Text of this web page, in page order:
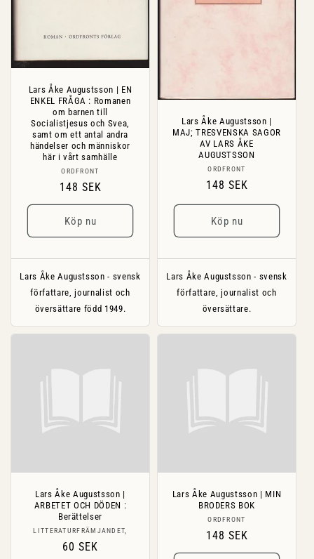
Lars Åke Augustsson | EN
ENKEL FRÅGA : Romanen
om barnen till
Socialistjesus och Svea,
samt om ett antal andra
händelser och människor
här i vårt samhälle
Säljare:
ORDFRONT
Ordinarie
pris
148 SEK
Köp nu
Lars Åke Augustsson - svensk
författare, journalist och
översättare född 1949.
Lars Åke Augustsson |
MAJ; TRESVENSKA SAGOR
AV LARS ÅKE
AUGUSTSSON
Säljare:
ORDFRONT
Ordinarie
148 SEK
Köp nu
Lars Åke Augustsson - svensk
författare, journalist och
översättare.
Lars Åke Augustsson |
ARBETET OCH DÖDEN :
Berättelser
Säljare:
LITTERATURFRÄMJANDET,
Ordinarie
60 SEK
Lars Åke Augustsson | MIN
BRODERS BOK
Säljare:
ORDFRONT
Ordinarie
pris
148 SEK